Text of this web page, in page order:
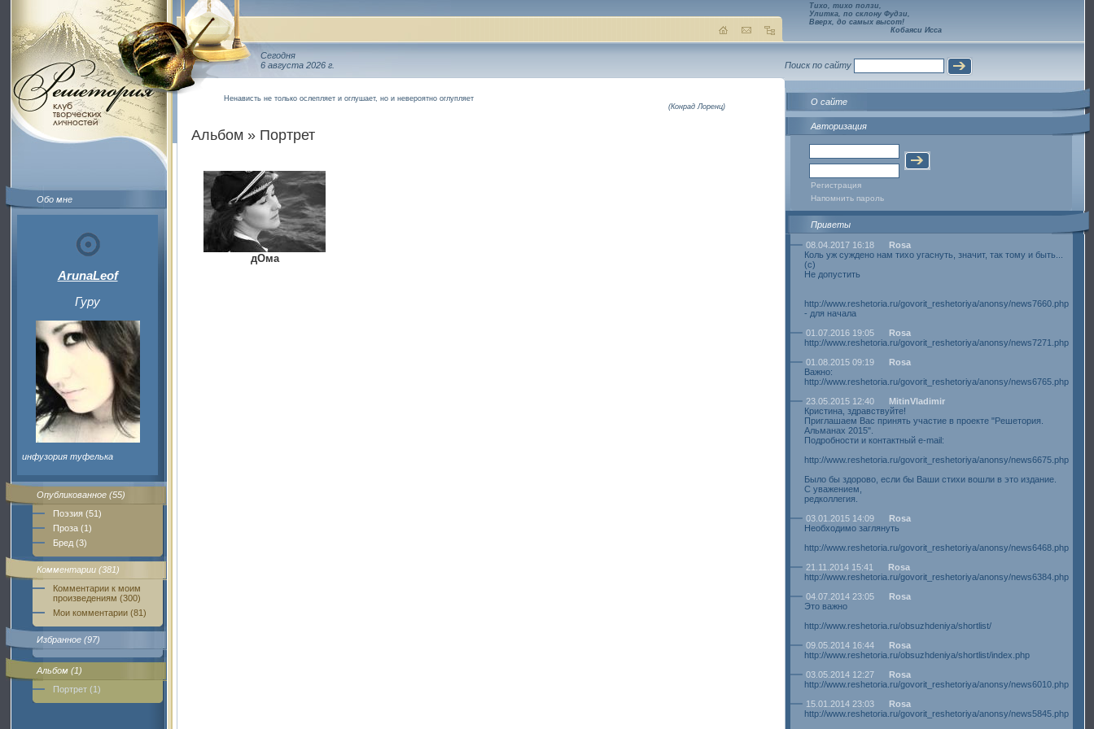
Обо мне
ArunaLeof
Гуру
инфузория туфелька
Опубликованное (55)
Поэзия (51)
Проза (1)
Бред (3)
Комментарии (381)
Комментарии к моим
произведениям (300)
Мои комментарии (81)
Избранное (97)
Альбом (1)
Портрет (1)
Сегодня
6 августа 2026 г.
Ненависть не только ослепляет и оглушает, но и невероятно оглупляет
(Конрад Лоренц)
Альбом » Портрет
дОма
Тихо, тихо ползи,
Улитка, по склону Фудзи,
Вверх, до самых высот!
Кобаяси Исса
Поиск по сайту
О сайте
Авторизация
Регистрация
Напомнить пароль
Приветы
08.04.2017 16:18
Rosa
Коль уж суждено нам тихо угаснуть, значит, так тому и быть...
(с)
Не допустить
http://www.reshetoria.ru/govorit_reshetoriya/anonsy/news7660.php
- для начала
01.07.2016 19:05
Rosa
http://www.reshetoria.ru/govorit_reshetoriya/anonsy/news7271.php
01.08.2015 09:19
Rosa
Важно:
http://www.reshetoria.ru/govorit_reshetoriya/anonsy/news6765.php
23.05.2015 12:40
MitinVladimir
Кристина, здравствуйте!
Приглашаем Вас принять участие в проекте "Решетория.
Альманах 2015".
Подробности и контактный e-mail:
http://www.reshetoria.ru/govorit_reshetoriya/anonsy/news6675.php
Было бы здорово, если бы Ваши стихи вошли в это издание.
С уважением,
редколлегия.
03.01.2015 14:09
Rosa
Необходимо заглянуть
http://www.reshetoria.ru/govorit_reshetoriya/anonsy/news6468.php
21.11.2014 15:41
Rosa
http://www.reshetoria.ru/govorit_reshetoriya/anonsy/news6384.php
04.07.2014 23:05
Rosa
Это важно
http://www.reshetoria.ru/obsuzhdeniya/shortlist/
09.05.2014 16:44
Rosa
http://www.reshetoria.ru/obsuzhdeniya/shortlist/index.php
03.05.2014 12:27
Rosa
http://www.reshetoria.ru/govorit_reshetoriya/anonsy/news6010.php
15.01.2014 23:03
Rosa
http://www.reshetoria.ru/govorit_reshetoriya/anonsy/news5845.php